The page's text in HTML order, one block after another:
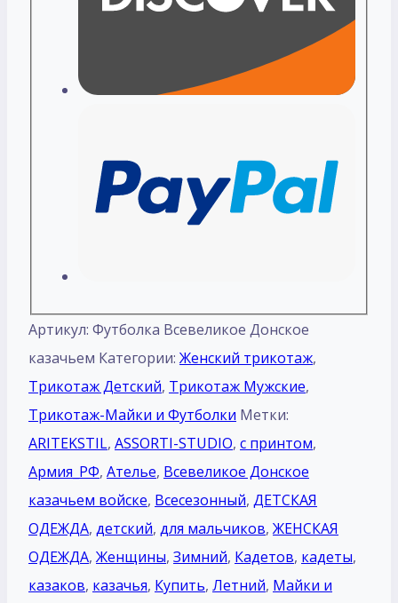
Артикул: Футболка Всевеликое Донское
казачьем Категории: Женский трикотаж,
Трикотаж Детский, Трикотаж Мужские,
Трикотаж-Майки и Футболки Метки:
ARITEKSTIL, ASSORTI-STUDIO, c принтом,
Армия_РФ, Ателье, Всевеликое Донское
казачьем войске, Всесезонный, ДЕТСКАЯ
ОДЕЖДА, детский, для мальчиков, ЖЕНСКАЯ
ОДЕЖДА, Женщины, Зимний, Кадетов, кадеты,
казаков, казачья, Купить, Летний, Майки и